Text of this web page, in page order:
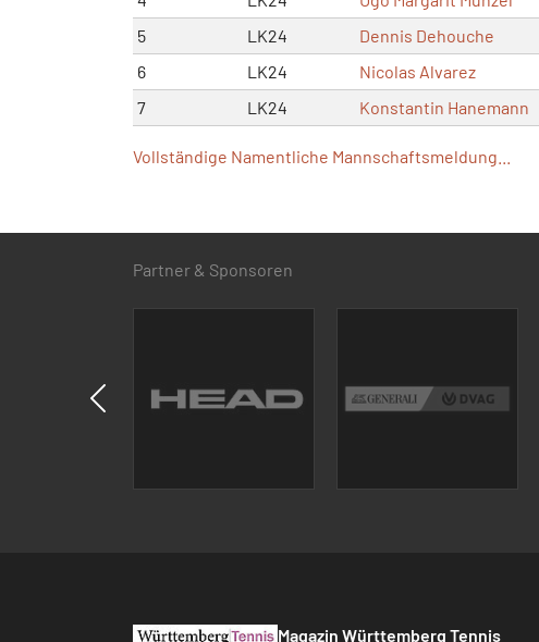
5
LK24 Dennis Dehouche
6
LK24 Nicolas Alvarez
7
LK24 Konstantin Hanemann
Vollständige Namentliche Mannschaftsmeldung...
Partner & Sponsoren
Magazin Württemberg Tennis